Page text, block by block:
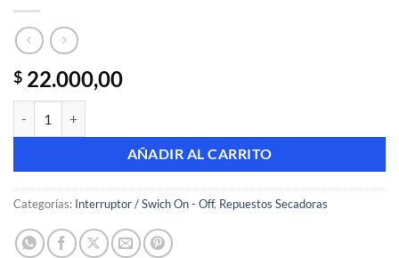
$ 22.000,00
AÑADIR AL CARRITO
Categorías: Interruptor / Swich On - Off, Repuestos Secadoras